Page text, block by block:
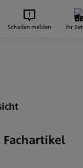
Schaden melden Ihr
Fachartikel